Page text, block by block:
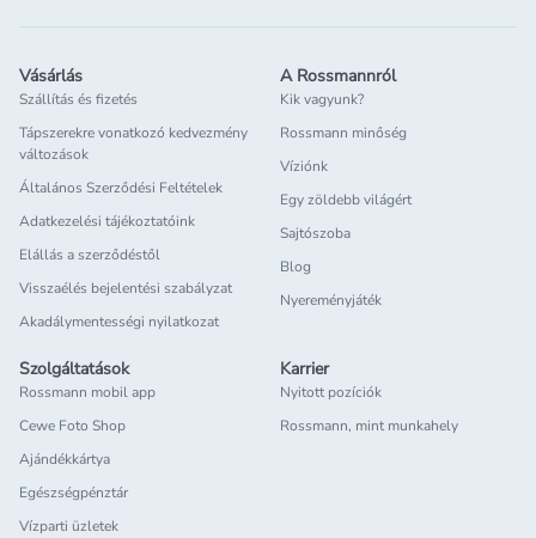
Vásárlás
Szállítás és fizetés
Tápszerekre vonatkozó kedvezmény
változások
Általános Szerződési Feltételek
Adatkezelési tájékoztatóink
Elállás a szerződéstől
Visszaélés bejelentési szabályzat
Akadálymentességi nyilatkozat
A Rossmannról
Kik vagyunk?
Rossmann minőség
Víziónk
Egy zöldebb világért
Sajtószoba
Blog
Nyereményjáték
Szolgáltatások
Rossmann mobil app
Cewe Foto Shop
Ajándékkártya
Egészségpénztár
Vízparti üzletek
Karrier
Nyitott pozíciók
Rossmann, mint munkahely